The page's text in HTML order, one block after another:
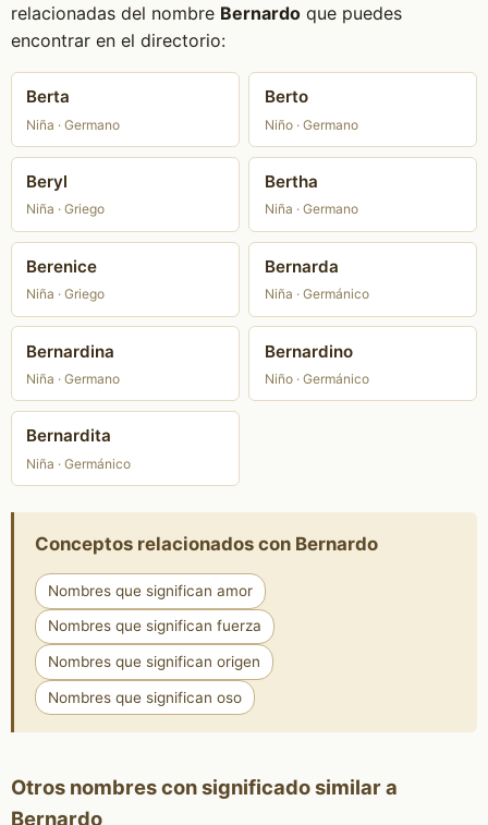
relacionadas del nombre Bernardoque puedes
encontrar en el directorio:
Berta
Niña · Germano
Berto
Niño · Germano
Beryl
Niña · Griego
Bertha
Niña · Germano
Berenice
Niña · Griego
Bernarda
Niña · Germánico
Bernardina
Niña · Germano
Bernardino
Niño · Germánico
Bernardita
Niña · Germánico
Conceptos relacionados con Bernardo
Nombres que significan amor
Nombres que significan fuerza
Nombres que significan origen
Nombres que significan oso
Otros nombres con significado similar a
Bernardo